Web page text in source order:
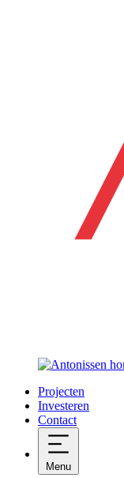
Projecten
Investeren
Contact
Menu